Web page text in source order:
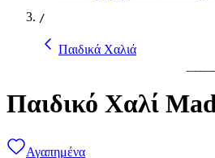
/
Παιδικά Χαλιά
Παιδικό Χαλί
Αγαπημένα